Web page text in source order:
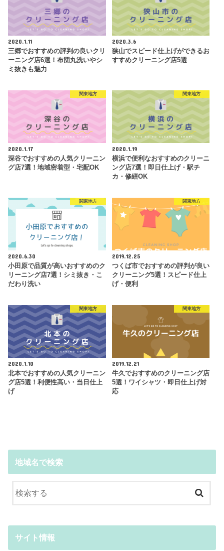
2020.1.11
三郷でおすすめの評判の良いクリ
ーニング店6選！布団丸洗いやシ
ミ抜きも魅力
2020.3.6
狭山でスピード仕上げができるお
すすめクリーニング店5選
関東地方
2020.1.17
深谷でおすすめの人気クリーニン
グ店7選！地域密着型・宅配OK
関東地方
2020.1.19
横浜で便利なおすすめのクリーニ
ング店7選！即日仕上げ・駅チ
カ・修繕OK
関東地方
2020.6.30
小田原で品質が高いおすすめのク
リーニング店7選！シミ抜き・こ
だわり洗い
関東地方
2019.12.25
つくば市でおすすめの評判が良い
クリーニング5選！スピード仕上
げ・便利
関東地方
2020.1.10
北本でおすすめの人気クリーニン
グ店5選！利便性高い・当日仕上
げ
関東地方
2019.12.21
牛久でおすすめのクリーニング店
5選！ワイシャツ・即日仕上げ対
応
地域名で検索
サイト情報